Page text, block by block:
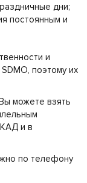
дни;
постоянным и
и
поэтому их
можете взять
и в
по телефону